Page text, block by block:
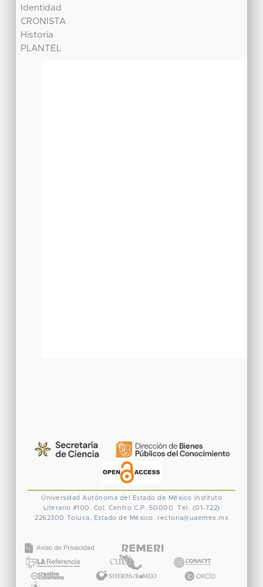
Identidad
CRONISTA
Historia
PLANTEL
Universidad Autónoma del Estado de México
Instituto
Literario #100. Col. Centro C.P. 50000. Tel. (01-722)
2262300 Toluca, Estado de México. rectoria@uaemex.mx